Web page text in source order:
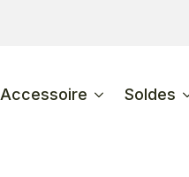
Accessoire Soldes